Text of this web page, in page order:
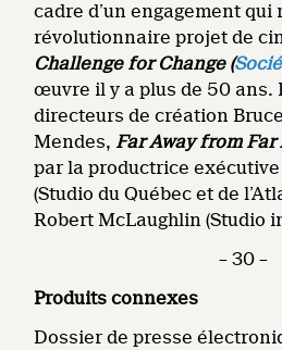
cadre d’un engagement qui
révolutionnaire projet de
Challenge for Change (
œuvre il y a plus de 50 ans.
directeurs de création
Mendes, Far Away from Far
par la productrice exécutive
(Studio du Québec et de
Robert McLaughlin (Studio
– 30 –
Produits connexes
Dossier de presse